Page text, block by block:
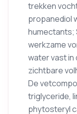
trekken
propanediol
humectants;
werkzame
water vast in
zichtbare
De
triglyceride,
phytosteryl